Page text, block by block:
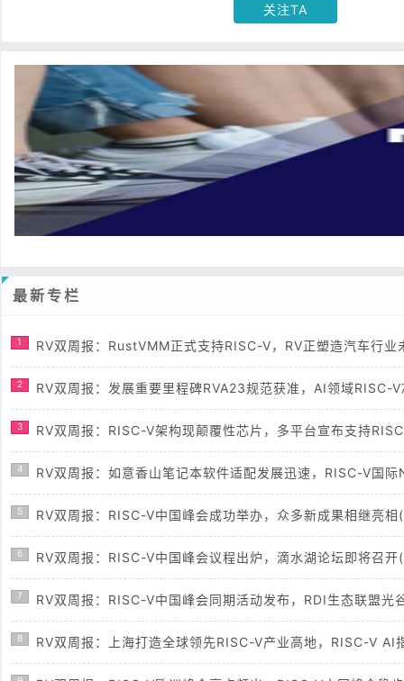
关注TA
最新专栏
1 RV双周报：RustVMM正式支持RISC-V，RV正塑造汽车行
2 RV双周报：发展重要里程碑RVA23规范获准，AI领域
3 RV双周报：RISC-V架构现颠覆性芯片，多平台宣布支持
4 RV双周报：如意香山笔记本软件适配发展迅速，RISC-V
5 RV双周报：RISC-V中国峰会成功举办，众多新成果相继亮
6 RV双周报：RISC-V中国峰会议程出炉，滴水湖论坛即将召
7 RV双周报：RISC-V中国峰会同期活动发布，RDI生态联盟
8 RV双周报：上海打造全球领先RISC-V产业高地，RISC-V